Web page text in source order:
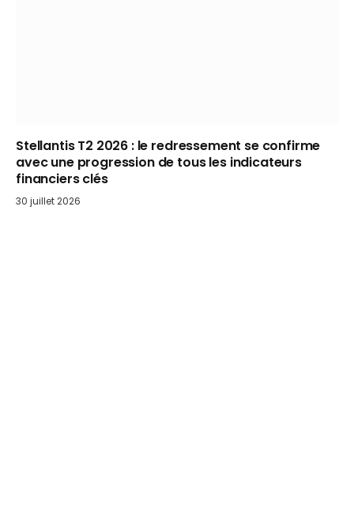
Stellantis T2 2026 : le redressement se confirme
avec une progression de tous les indicateurs
financiers clés
30 juillet 2026